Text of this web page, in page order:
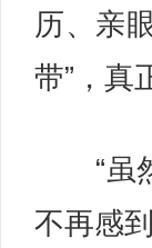
历、亲
带”，真
“虽然
不再感